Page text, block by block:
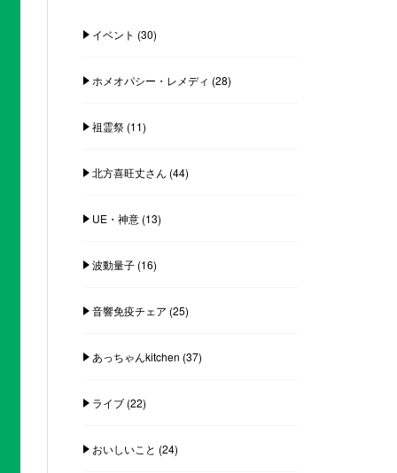
イベント (30)
ホメオパシー・レメディ (28)
祖霊祭(11)
北方喜旺丈さん (44)
UE・神意(13)
波動量子(16)
音響免疫チェア (25)
あっちゃんkitchen (37)
ライブ(22)
おいしいこと (24)